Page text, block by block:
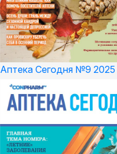
Аптека Сегодня №9 2025